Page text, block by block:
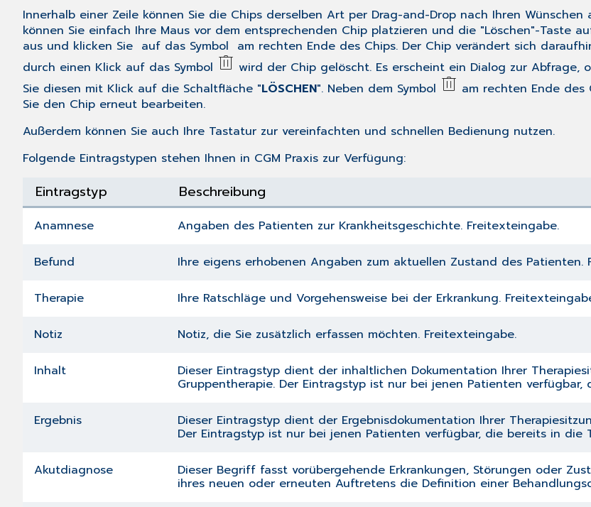
Innerhalb einer Zeile können Sie die Chips derselben Art per Drag-and-Drop nach Ihren
können Sie einfach Ihre Maus vor dem entsprechenden Chip platzieren und die "Löschen"-Taste
aus und klicken Sie auf das Symbol am rechten Ende des Chips. Der Chip verändert sich
durch einen Klick auf das Symbol
wird der Chip gelöscht. Es erscheint ein Dialog zur Abfrage,
Sie diesen mit Klick auf die Schaltfläche "LÖSCHEN". Neben dem Symbol am rechten Ende des
Sie den Chip erneut bearbeiten.
Außerdem können Sie auch Ihre Tastatur zur vereinfachten und schnellen Bedienung nutzen.
Folgende Eintragstypen stehen Ihnen in CGM Praxis zur Verfügung:
Eintragstyp Beschreibung
Anamnese Angaben des Patienten zur Krankheitsgeschichte. Freitexteingabe.
Befund Ihre eigens erhobenen Angaben zum aktuellen Zustand des Patienten.
Therapie Ihre Ratschläge und Vorgehensweise bei der Erkrankung.
Notiz Notiz, die Sie zusätzlich erfassen möchten. Freitexteingabe.
Inhalt Dieser Eintragstyp dient der inhaltlichen Dokumentation Ihrer
Gruppentherapie. Der Eintragstyp ist nur bei jenen Patienten
Ergebnis Dieser Eintragstyp dient der Ergebnisdokumentation Ihrer
Der Eintragstyp ist nur bei jenen Patienten verfügbar, die bereits in die
Akutdiagnose Dieser Begriff fasst vorübergehende Erkrankungen, Störungen oder
ihres neuen oder erneuten Auftretens die Definition einer